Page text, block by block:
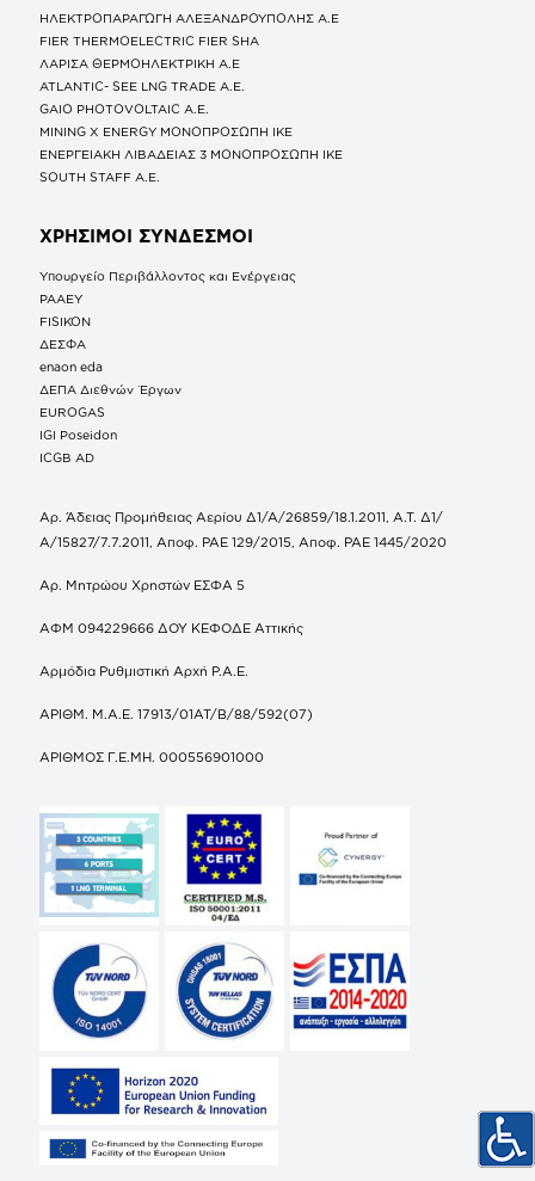
ΗΛΕΚΤΡΟΠΑΡΑΓΩΓΗ ΑΛΕΞΑΝΔΡΟΥΠΟΛΗΣ A.E
FIER THERMOELECTRIC FIER SHA
ΛΑΡΙΣΑ ΘΕΡΜΟΗΛΕΚΤΡΙΚΗ A.E
ATLANTIC- SEE LNG TRADE A.E.
GAIO PHOTOVOLTAIC Α.Ε.
MINING X ENERGY ΜΟΝΟΠΡΟΣΩΠΗ ΙΚΕ
ΕΝΕΡΓΕΙΑΚΗ ΛΙΒΑΔΕΙΑΣ 3 ΜΟΝΟΠΡΟΣΩΠΗ ΙΚΕ
SOUTH STAFF Α.Ε.
ΧΡΗΣΙΜΟΙ ΣΥΝΔΕΣΜΟΙ
Υπουργείο Περιβάλλοντος και Ενέργειας
ΡΑΑΕΥ
FISIKON
ΔΕΣΦΑ
enaon eda
ΔΕΠΑ Διεθνών Έργων
EUROGAS
IGI Poseidon
ICGB AD
Αρ. Άδειας Προμήθειας Αερίου Δ1/Α/26859/18.1.2011, Α.Τ. Δ1/
Α/15827/7.7.2011, Αποφ. ΡΑΕ 129/2015, Αποφ. ΡΑΕ 1445/2020
Αρ. Μητρώου Χρηστών ΕΣΦΑ 5
ΑΦΜ 094229666 ΔΟΥ ΚΕΦΟΔΕ Αττικής
Αρμόδια Ρυθμιστική Αρχή Ρ.Α.Ε.
ΑΡΙΘΜ. Μ.Α.Ε. 17913/01ΑΤ/Β/88/592(07)
ΑΡΙΘΜΟΣ Γ.Ε.ΜΗ. 000556901000